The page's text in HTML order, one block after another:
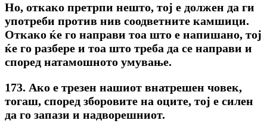
Ho, откако претрпи нешто, тој е должен да ги
употреби против нив соодветните камшици.
Откако ќе го направи тоа што е напишано, тој
ќе го разбере и тоа што треба да се направи и
според натамошното умување.
173. Ако е трезен нашиот внатрешен човек,
тогаш, според зборовите на оците, тој е силен
да го запази и надворешниот.